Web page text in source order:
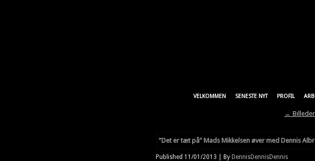
VELKOMMEN SENESTE NYT PROFIL
←
”Det er tæt på” Mads Mikkelsen øver med Dennis
Published 11/01/2013 By DennisDennisDennis